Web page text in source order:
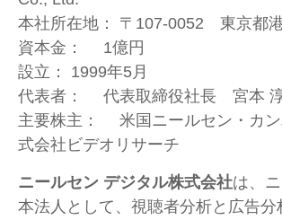
本社所在地：
〒 107-0052 東京都
資本金：
1億円
設立：
1999年5月
代表者：
代表取締役社長 宮本
主要株主：
米国ニールセン・カ
式会社ビデオリサーチ
ニールセン デジタル株式会社は、
本法人として、視聴者分析と広告